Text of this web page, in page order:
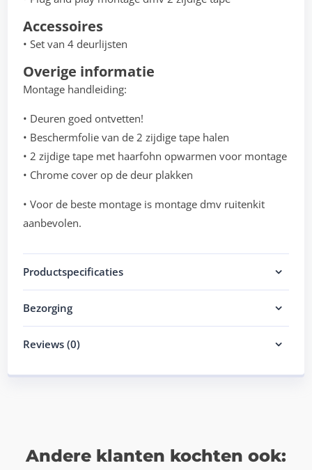
Accessoires
• Set van 4 deurlijsten
Overige informatie
Montage handleiding:
• Deuren goed ontvetten!
• Beschermfolie van de 2 zijdige tape halen
• 2 zijdige tape met haarfohn opwarmen voor montage
• Chrome cover op de deur plakken
• Voor de beste montage is montage dmv ruitenkit
aanbevolen.
Productspecificaties
Bezorging
Reviews (0)
Andere klanten kochten ook: